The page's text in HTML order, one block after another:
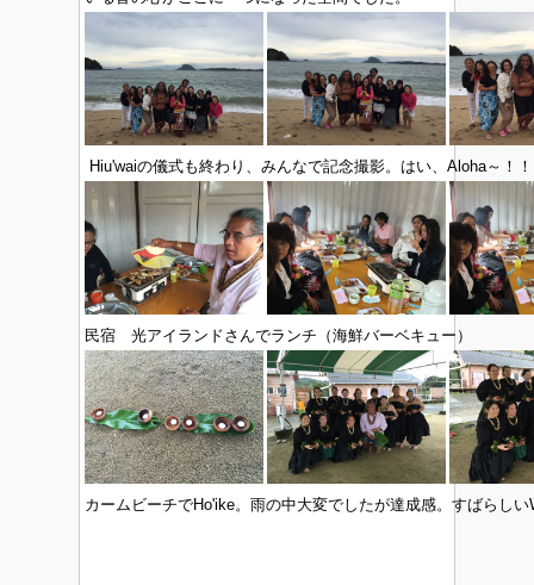
Hiu'waiの儀式も終わり、みんなで記念撮影。はい、Aloha～
民宿 光アイランドさんでランチ（海鮮バーベキュー）
カームビーチでHo'ike。雨の中大変でしたが達成感。すばらし